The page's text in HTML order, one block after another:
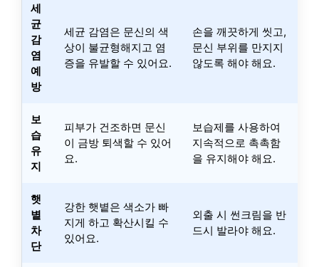
세
균
감
염
예
방
세균 감염은 문신의 색
상이 불균형해지고 염
증을 유발할 수 있어요.
손을 깨끗하게 씻고,
문신 부위를 만지지
않도록 해야 해요.
보
습
유
지
피부가 건조하면 문신
이 금방 퇴색할 수 있어
요.
보습제를 사용하여
지속적으로 촉촉함
을 유지해야 해요.
햇
볕
차
단
강한 햇볕은 색소가 빠
지게 하고 확산시킬 수
있어요.
외출 시 썬크림을 반
드시 발라야 해요.